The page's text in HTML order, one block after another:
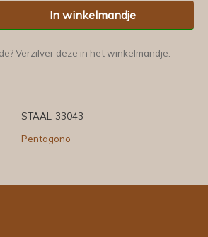
In winkelmandje
Verzilver deze in het winkelmandje.
STAAL-33043
Pentagono